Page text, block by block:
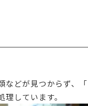
どが見つからず、
しています。